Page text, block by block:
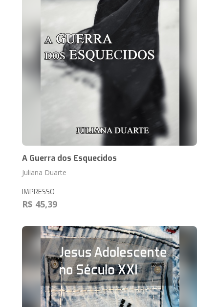
A Guerra dos Esquecidos
Juliana Duarte
IMPRESSO
R$ 45,39